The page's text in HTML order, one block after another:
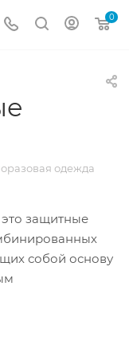
0
одежда
защитные
собой основу